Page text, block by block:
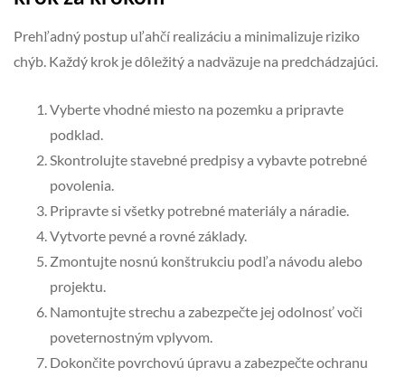
Prehľadný postup uľahčí realizáciu a minimalizuje riziko
chýb. Každý krok je dôležitý a nadväzuje na predchádzajúci.
Vyberte vhodné miesto na pozemku a pripravte
podklad.
Skontrolujte stavebné predpisy a vybavte potrebné
povolenia.
Pripravte si všetky potrebné materiály a náradie.
Vytvorte pevné a rovné základy.
Zmontujte nosnú konštrukciu podľa návodu alebo
projektu.
Namontujte strechu a zabezpečte jej odolnosť voči
poveternostným vplyvom.
Dokončite povrchovú úpravu a zabezpečte ochranu